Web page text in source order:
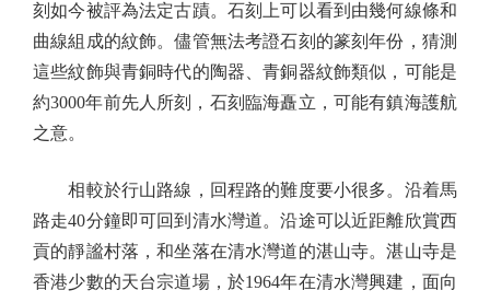
刻如今被評為法定古蹟。石刻上可以看到由幾何線條和
曲線組成的紋飾。儘管無法考證石刻的篆刻年份，猜測
這些紋飾與青銅時代的陶器、青銅器紋飾類似，可能是
約3000年前先人所刻，石刻臨海矗立，可能有鎮海護航
之意。
相較於行山路線，回程路的難度要小很多。沿着馬
路走40分鐘即可回到清水灣道。沿途可以近距離欣賞西
貢的靜謐村落，和坐落在清水灣道的湛山寺。湛山寺是
香港少數的天台宗道場，於1964年在清水灣興建，面向